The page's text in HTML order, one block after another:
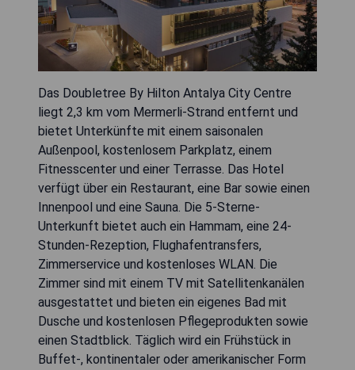
Das Doubletree By Hilton Antalya City Centre
liegt 2,3 km vom Mermerli-Strand entfernt und
bietet Unterkünfte mit einem saisonalen
Außenpool, kostenlosem Parkplatz, einem
Fitnesscenter und einer Terrasse. Das Hotel
verfügt über ein Restaurant, eine Bar sowie einen
Innenpool und eine Sauna. Die 5-Sterne-
Unterkunft bietet auch ein Hammam, eine 24-
Stunden-Rezeption, Flughafentransfers,
Zimmerservice und kostenloses WLAN. Die
Zimmer sind mit einem TV mit Satellitenkanälen
ausgestattet und bieten ein eigenes Bad mit
Dusche und kostenlosen Pflegeprodukten sowie
einen Stadtblick. Täglich wird ein Frühstück in
Buffet-, kontinentaler oder amerikanischer Form